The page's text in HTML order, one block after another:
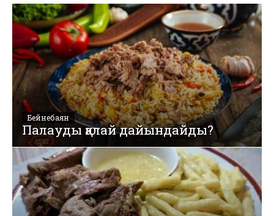
Бейнебаян
Палауды қалай дайындайды?